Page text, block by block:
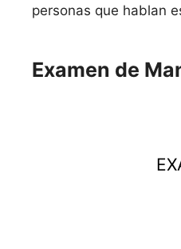
personas que hablan
Examen de